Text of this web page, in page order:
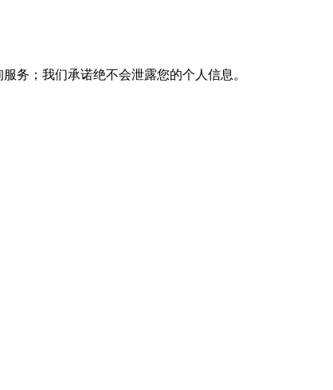
务；我们承诺绝不会泄露您的个人信息。